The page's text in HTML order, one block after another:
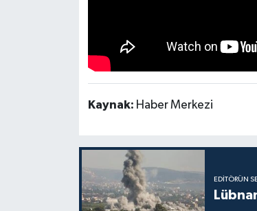
Kaynak: Haber Merkezi
EDITÖRÜN